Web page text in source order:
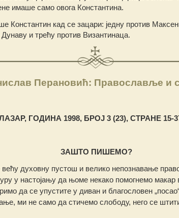
имаше само овога Константина.
Константин кад се зацари: једну против
и трећу против Византинаца.
Перановић: Православље и
ГОДИНА 1998, БРОЈ 3 (23), СТРАНЕ 15-
ЗАШТО ПИШЕМО?
већу духовну пустош и велико непознавање
у настојању да њоме некако помогнемо макар
да се упустите у диван и благословен
ми не само да стичемо слободу, него се